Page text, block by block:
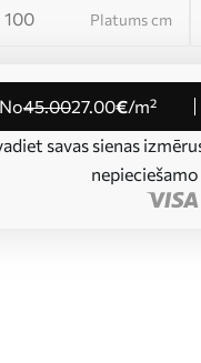
Platums cm
no45.0027.00€/m²
savas sienas